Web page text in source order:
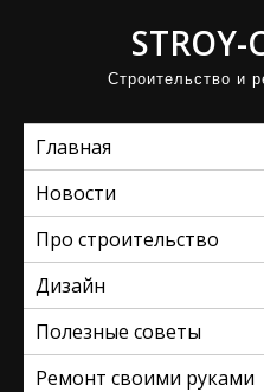
STROY-
Строительство и
Главная
Новости
Про строительство
Дизайн
Полезные советы
Ремонт своими руками